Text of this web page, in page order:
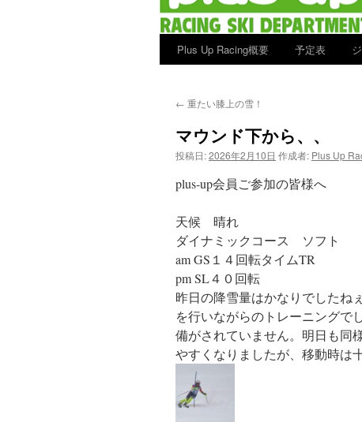
ッ
Plus Up Racing概要 予定表
← 重たい膝上の雪！
マウンド下から、、
投稿日:2026年2月10日 作成者: Plus Up
plus-up会員ご参加の皆様へ
天候 晴れ
ダイナミックコース ソフト
am GS１４回転タイムTR
pm SL４０回転
昨日の降雪量はかなりでしたね
を行いながらのトレーニングで
備がされていません。明日も同
やすくなりましたが、移動時は